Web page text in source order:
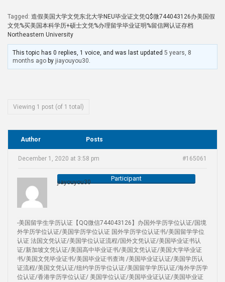
Tagged: 造假美国大学文凭东北大学NEU毕业证文凭Q$微744043126办美国假
文凭%买美国本科学历+硕士文凭%办理留学毕业证明%留信网认证存档
Northeastern University
This topic has 0 replies, 1 voice, and was last updated5 years, 8
months ago by jiayouyou30.
Viewing 1 post (of 1 total)
Author Posts
December 1, 2020 at 3:58 pm #165061
jiayouyou30 Participant
-美国留学生学历认证【QQ微信744043126】办国外学历学位认证/国境
外学历学位认证/美国学历学位认证 国外学历学位认证书/美国留学学位
认证 法国文凭认证/美国学位认证流程/国外文凭认证/美国毕业证书认
证/新加坡文凭认证/美国高中毕业证书/美国文凭认证/美国大学毕业证
书/美国文凭毕业证书/美国毕业证书查询 /美国毕业证认证/美国学历认
证流程/美国文凭认证/纽约学历学位认证/美国留学学历认证/海外学历学
位认证/香港学历学位认证/ 美国学位认证/美国毕业证认证/美国毕业证